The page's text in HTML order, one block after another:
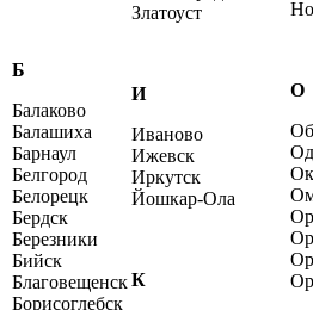
Б
Балаково
Балашиха
Барнаул
Белгород
Белорецк
Бердск
Березники
Бийск
Благовещенск
Борисоглебск
Златоуст
И
Иваново
Ижевск
Иркутск
Йошкар-Ола
К
О